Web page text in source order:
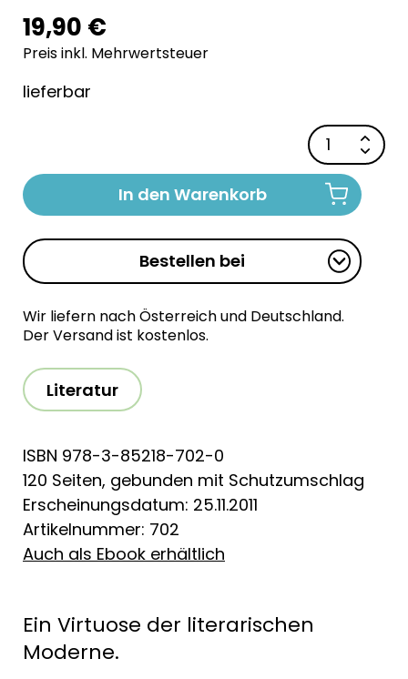
19,90 €
Preis inkl. Mehrwertsteuer
lieferbar
In den Warenkorb
Bestellen bei
Wir liefern nach Österreich und Deutschland.
Der Versand ist kostenlos.
Literatur
ISBN 978-3-85218-702-0
120 Seiten, gebunden mit Schutzumschlag
Erscheinungsdatum: 25.11.2011
Artikelnummer: 702
Auch als Ebook erhältlich
Ein Virtuose der literarischen
Moderne.